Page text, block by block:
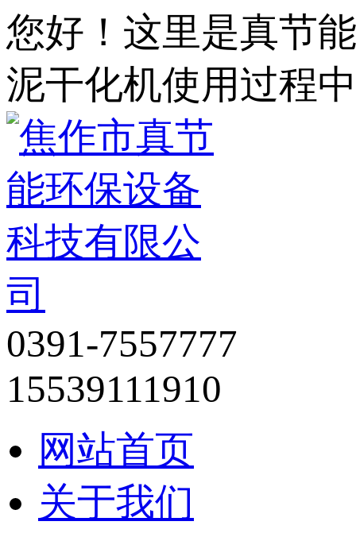
您好！这里是真节
泥干化机使用过程
0391-7557777
15539111910
网站首页
关于我们